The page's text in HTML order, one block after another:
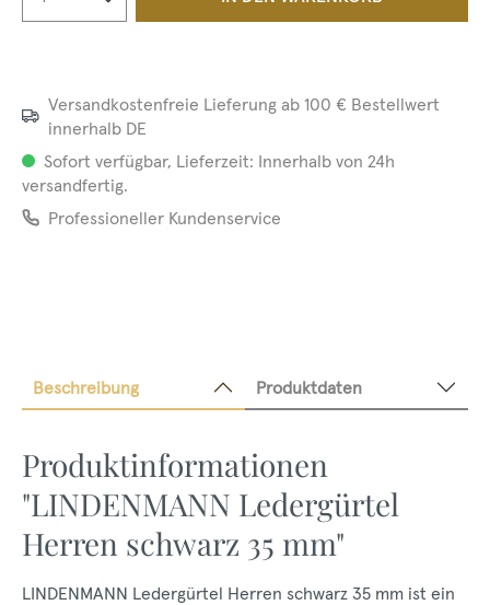
Versandkostenfreie Lieferung ab 100 € Bestellwert
innerhalb DE
Sofort verfügbar, Lieferzeit: Innerhalb von 24h
versandfertig.
Professioneller Kundenservice
Beschreibung Produktdaten
Produktinformationen
"LINDENMANN Ledergürtel
Herren schwarz 35 mm"
LINDENMANN Ledergürtel Herren schwarz 35 mm ist ein